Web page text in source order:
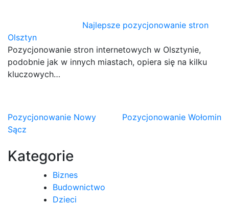
Najlepsze pozycjonowanie stron
Olsztyn
Pozycjonowanie stron internetowych w Olsztynie,
podobnie jak w innych miastach, opiera się na kilku
kluczowych…
Nawigacja
wpisu
Pozycjonowanie Nowy
Sącz
Pozycjonowanie Wołomin
Kategorie
Biznes
Budownictwo
Dzieci